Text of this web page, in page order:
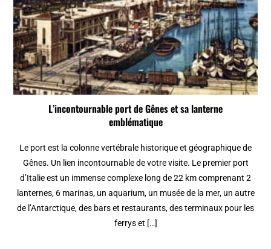
L’incontournable port de Gênes et sa lanterne
emblématique
Le port est la colonne vertébrale historique et géographique de
Gênes. Un lien incontournable de votre visite. Le premier port
d’Italie est un immense complexe long de 22 km comprenant 2
lanternes, 6 marinas, un aquarium, un musée de la mer, un autre
de l’Antarctique, des bars et restaurants, des terminaux pour les
ferrys et […]